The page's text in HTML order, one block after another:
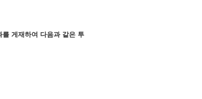
를 게재하여 다음과 같은 투